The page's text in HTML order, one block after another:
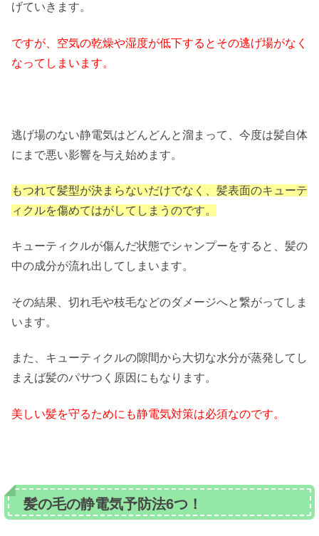
げていきます。
ですが、空気の乾燥や湿度が低下するとその逃げ場がなく
なってしまいます。
逃げ場のない静電気はどんどんと溜まって、今度は髪自体
にまで悪い影響を与え始めます。
もつれて髪型が決まらないだけでなく、髪表面のキューテ
ィクルを傷めてはがしてしまうのです。
キューティクルが傷んだ状態でシャンプーをすると、髪の
中の成分が流れ出してしまいます。
その結果、切れ毛や枝毛などのダメージへと繋がってしま
います。
また、キューティクルの隙間から大切な水分が蒸発してし
まえば髪のパサつく原因にもなります。
美しい髪を守るためにも静電気対策は必須なのです。
髪の毛の静電気予防法6つ！